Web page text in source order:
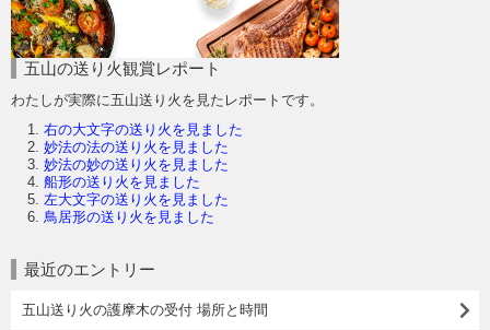
五山の送り火観賞レポート
わたしが実際に五山送り火を見たレポートです。
右の大文字の送り火を見ました
妙法の法の送り火を見ました
妙法の妙の送り火を見ました
船形の送り火を見ました
左大文字の送り火を見ました
鳥居形の送り火を見ました
最近のエントリー
五山送り火の護摩木の受付 場所と時間